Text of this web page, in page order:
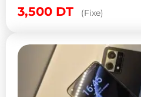
3,500 DT (Fixe)